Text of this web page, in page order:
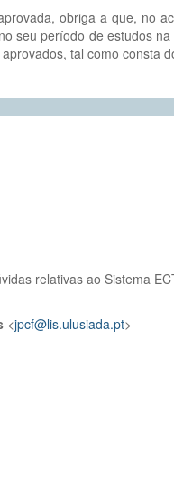
obriga a que, no
seu período de estudos
tal como consta
relativas ao Sistema
<jpcf@lis.ulusiada.pt>